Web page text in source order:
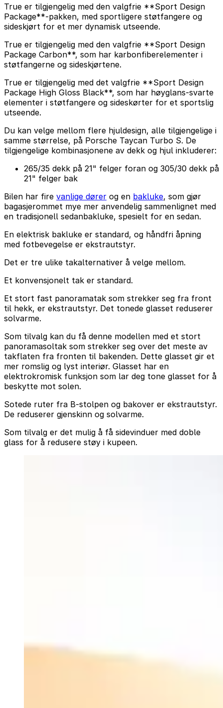
True er tilgjengelig med den valgfrie **Sport Design
Package**-pakken, med sportligere støtfangere og
sideskjørt for et mer dynamisk utseende.
True er tilgjengelig med den valgfrie **Sport Design
Package Carbon**, som har karbonfiberelementer i
støtfangerne og sideskjørtene.
True er tilgjengelig med det valgfrie **Sport Design
Package High Gloss Black**, som har høyglans-svarte
elementer i støtfangere og sideskørter for et sportslig
utseende.
Du kan velge mellom flere hjuldesign, alle tilgjengelige i
samme størrelse, på Porsche Taycan Turbo S. De
tilgjengelige kombinasjonene av dekk og hjul inkluderer:
265/35 dekk på 21" felger foran og 305/30 dekk på
21" felger bak
Bilen har fire vanlige dører og en bakluke, som gjør
bagasjerommet mye mer anvendelig sammenlignet med
en tradisjonell sedanbakluke, spesielt for en sedan.
En elektrisk bakluke er standard, og håndfri åpning
med fotbevegelse er ekstrautstyr.
Det er tre ulike takalternativer å velge mellom.
Et konvensjonelt tak er standard.
Et stort fast panoramatak som strekker seg fra front
til hekk, er ekstrautstyr. Det tonede glasset reduserer
solvarme.
Som tilvalg kan du få denne modellen med et stort
panoramasoltak som strekker seg over det meste av
takflaten fra fronten til bakenden. Dette glasset gir et
mer romslig og lyst interiør. Glasset har en
elektrokromisk funksjon som lar deg tone glasset for å
beskytte mot solen.
Sotede ruter fra B-stolpen og bakover er ekstrautstyr.
De reduserer gjenskinn og solvarme.
Som tilvalg er det mulig å få sidevinduer med doble
glass for å redusere støy i kupeen.